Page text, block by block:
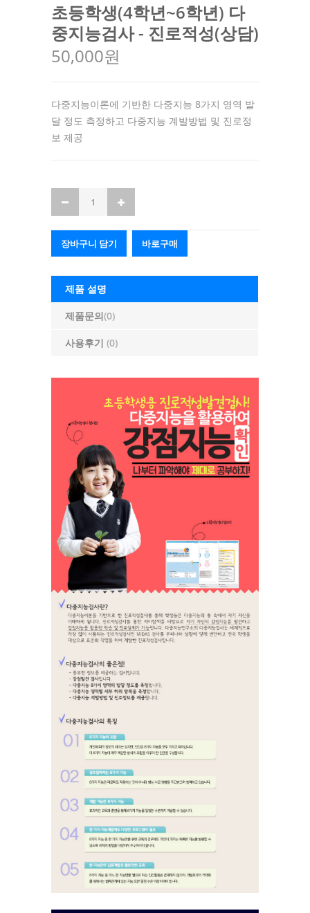
초등학생(4학년~6학년) 다
중지능검사 - 진로적성(상담)
50,000원
다중지능이론에 기반한 다중지능 8가지 영역 발
달 정도 측정하고 다중지능 계발방법 및 진로정
보 제공
장바구니 담기 바로구매
제품 설명
제품문의(0)
사용후기 (0)